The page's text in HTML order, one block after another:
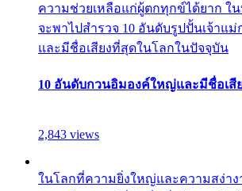
ความช่วยเหลือแก่ผู้ตกทุกข์ได้ยาก ใน
จะพาไปสำรวจ 10 อันดับรูปปั้นเจ้าแ
และมีชื่อเสียงที่สุดในโลกในปัจจุบัน
10 อันดับกวนอิมองค์ใหญ่และมีชื่อเสี
2,843 views
ในโลกที่ความยิ่งใหญ่และความสง่า